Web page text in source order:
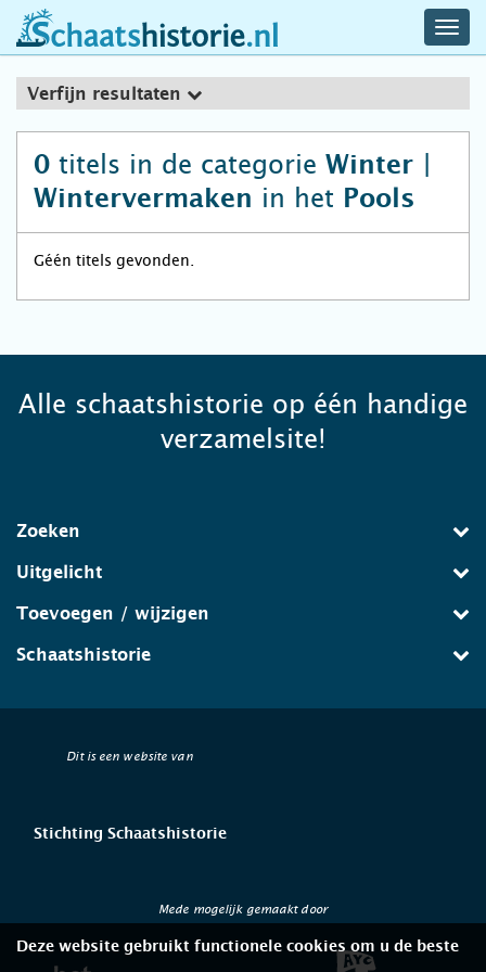
schaatshistorie.nl
Verfijn resultaten
0 titels in de categorie Winter |
Wintervermaken in het Pools
Géén titels gevonden.
Alle schaatshistorie op één handige
verzamelsite!
Zoeken
Uitgelicht
Toevoegen / wijzigen
Schaatshistorie
Dit is een website van
Stichting Schaatshistorie
Mede mogelijk gemaakt door
Deze website gebruikt functionele cookies om u de beste